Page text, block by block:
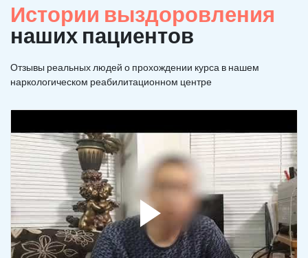
Истории выздоровления
наших пациентов
Отзывы реальных людей о прохождении курса в нашем
наркологическом реабилитационном центре